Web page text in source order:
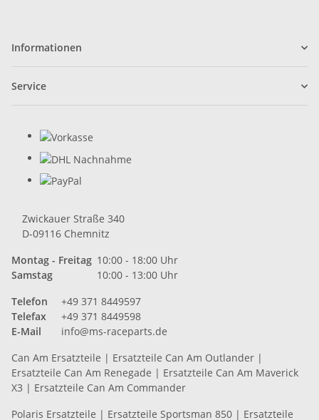
Informationen
Service
Zwickauer Straße 340
D-09116 Chemnitz
Montag - Freitag 10:00 - 18:00 Uhr
Samstag
10:00 - 13:00 Uhr
Telefon
+49 371 8449597
Telefax
+49 371 8449598
E-Mail
info@ms-raceparts.de
Can Am Ersatzteile | Ersatzteile Can Am Outlander |
Ersatzteile Can Am Renegade | Ersatzteile Can Am Maverick
X3 | Ersatzteile Can Am Commander
Polaris Ersatzteile | Ersatzteile Sportsman 850 | Ersatzteile